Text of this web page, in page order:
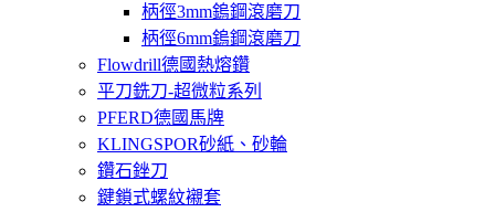
柄徑3mm鎢鋼滾磨刀
柄徑6mm鎢鋼滾磨刀
Flowdrill德國熱熔鑽
平刀銑刀-超微粒系列
PFERD德國馬牌
KLINGSPOR砂紙、砂輪
鑽石銼刀
鍵鎖式螺紋襯套